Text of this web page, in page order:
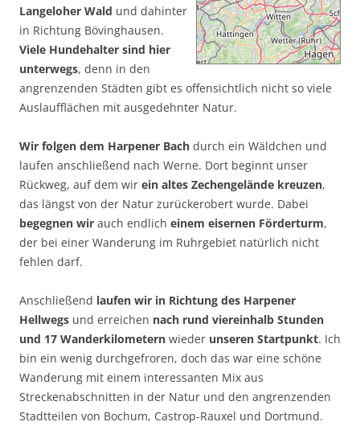
Langeloher Wald und dahinter
in Richtung Bövinghausen.
Viele Hundehalter sind hier
unterwegs, denn in den
angrenzenden Städten gibt es offensichtlich nicht so viele
Auslaufflächen mit ausgedehnter Natur.
Wir folgen dem Harpener Bach durch ein Wäldchen und
laufen anschließend nach Werne. Dort beginnt unser
Rückweg, auf dem wir ein altes Zechengelände kreuzen,
das längst von der Natur zurückerobert wurde. Dabei
begegnen wir auch endlich einem eisernen Förderturm,
der bei einer Wanderung im Ruhrgebiet natürlich nicht
fehlen darf.
Anschließend laufen wir in Richtung des Harpener
Hellwegs und erreichen nach rund viereinhalb Stunden
und 17 Wanderkilometern wieder unseren Startpunkt. Ich
bin ein wenig durchgefroren, doch das war eine schöne
Wanderung mit einem interessanten Mix aus
Streckenabschnitten in der Natur und den angrenzenden
Stadtteilen von Bochum, Castrop-Rauxel und Dortmund.